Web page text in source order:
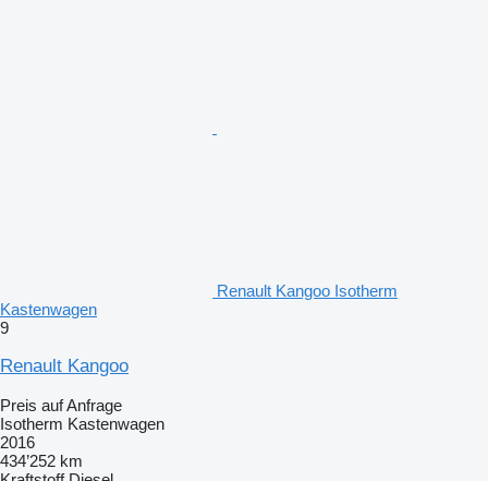
Renault Kangoo Isotherm
Kastenwagen
9
Renault Kangoo
Preis auf Anfrage
Isotherm Kastenwagen
2016
434’252 km